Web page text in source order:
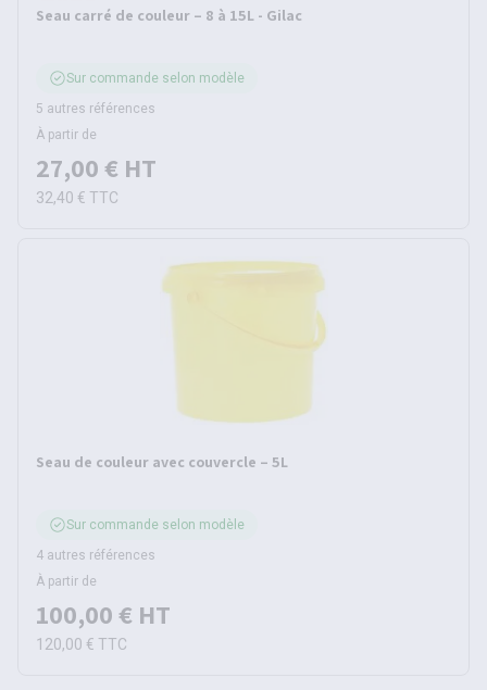
Seau carré de couleur – 8 à 15L - Gilac
Sur commande selon modèle
5 autres références
À partir de
27,00 € HT
32,40 € TTC
Seau de couleur avec couvercle – 5L
Sur commande selon modèle
4 autres références
À partir de
100,00 € HT
120,00 € TTC